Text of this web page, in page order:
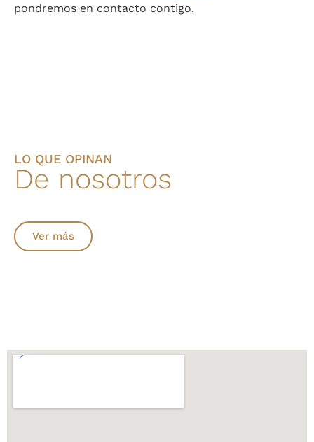
pondremos en contacto contigo.
LO QUE OPINAN
De nosotros
Ver más